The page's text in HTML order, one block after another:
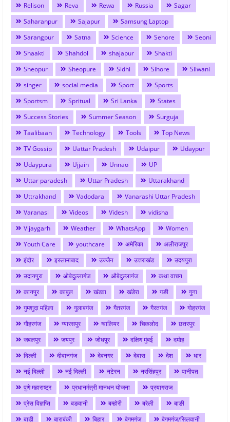
Relison
Reva Rewa Russia
Sagar
Saharanpur
Sajapur
Samsung Laptop
Sarangpur
Satna Science Sehore
Seoni
Shaakti
Shahdol shajapur
Shakti
Sheopur
Sheopure Sidhi Sihore
Silwani
singer
social media Sport
Sports
Sportsm
Spritual Sri Lanka
States
Success Stories
Summer Season
Surguja
Taalibaan
Technology Tools
Top News
TV Gossip
Uattar Pradesh Udaipur
Udaypur
Udaypura
Ujjain Unnao
UP
Uttar paradesh
Uttar Pradesh
Uttarakhand
Uttrakhand
Vadodara
Vanarashi Uttar Pradesh
Varanasi
Videos Videsh
vidisha
Vijaygarh
Weather WhatsApp
Women
Youth Care
youthcare अमेरिका
अलीराजपुर
इंदौर
इस्लामाबाद उज्जैन उत्तराखंड
उदयपुरा
उदायपुरा
ओबेदुल्लागंज औबेदुल्लागंज
कथा वाचन
कानपुर
काबुल खंडवा खंडेरा गङी
गुना
गुमशुदा महिला
गुलाबगंज गैतरगंज गैरतगंज
गोहरगंज
गौहरगंज
ग्यारसपुर ग्वालियर चिकलोद
छतरपुर
जबलपुर
जयपुर जोधपुर दक्षिण मुंबई
दमोह
दिल्ली
दीवानगंज देवनगर देवास देश
धार
नई दिल्ली
नई दिल्ली नटेरन नरसिंहपुर
पानीपत
पुणे महाराष्ट्र
प्रधानमंत्री मानधन योजना
प्रयागराज
प्रेस विज्ञप्ति
बङवानी बम्होरी बरेली
बाङी
बाडी
बाराबंकी बिहार बेगमगंज
बेगमगंज/सिलवानी